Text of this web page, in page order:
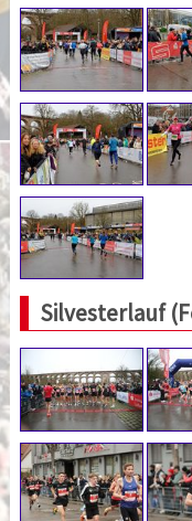
Silvesterlauf